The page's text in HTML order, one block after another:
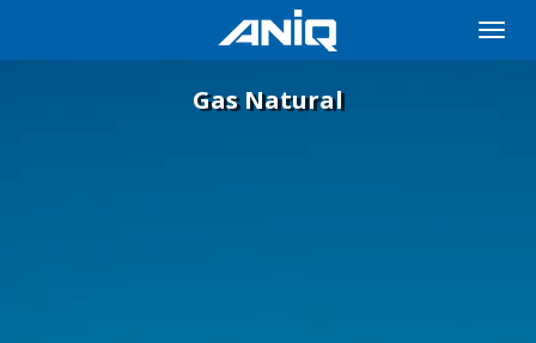
Toggle
Gas Natural